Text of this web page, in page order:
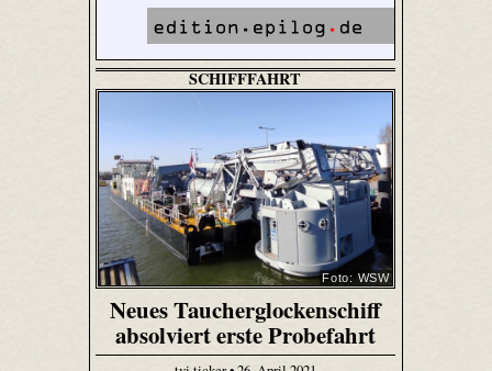
SCHIFFFAHRT
Foto: WSW
Neues Taucherglockenschiff
absolviert erste Probefahrt